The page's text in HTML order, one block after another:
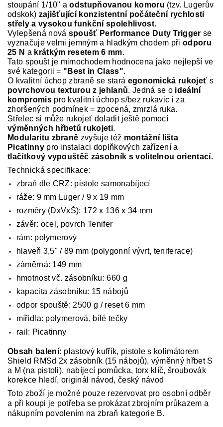
stoupání 1/10" aodstupňovanou komoru (tzv. Lugerův
odskok) zajišťující konzistentní počáteční rychlosti
střely a vysokou funkční spolehlivost.
Vylepšená nová spoušť Performance Duty Trigger se
vyznačuje velmi jemným a hladkým chodem přiodporu
25 N a krátkým resetem 6 mm.
Tato spoušt je mimochodem hodnocena jako nejlepší ve
své kategorii = "Best in Class".
O kvalitní úchop zbraně se stará egonomická rukojeť s
povrchovou texturou z jehlanů. Jedná se o ideální
kompromispro kvalitní úchop s/bez rukavic i za
zhoršených podmínek = zpocená, zmrzlá ruka.
Střelec si může rukojeť doladit ještě pomocí
výměnných hřbetů rukojeti.
Modularitu zbraně zvyšuje též montážní lišta
Picatinnypro instalaci doplňkových zařízení a
tlačítkový vypouštěč zásobník s volitelnou orientací.
Technická specifikace:
zbraň dle CRZ: pistole samonabíjecí
ráže: 9 mm Luger / 9 x 19 mm
rozměry (DxVxŠ): 172 x 136 x 34 mm
závěr: ocel, povrch Tenifer
rám: polymerový
hlaveň 3,5" / 89 mm (polygonní vývrt, teniferace)
záměrná: 149 mm
hmotnost vč. zásobníku: 660 g
kapacita zásobníku: 15 nábojů
odpor spouště: 2500 g / reset 6 mm
mířidla: polymerová, bílé tečky
rail: Picatinny
Obsah balení: plastový kufřík, pistole s kolimátorem
Shield RMSd 2x zásobník (15 nábojů), výměnný hřbet S
a M (na pistoli), nabíjecí pomůcka, torx klíč, šroubovák
korekce hledí, originál návod, český návod
Toto zboží je možné pouze rezervovat pro osobní odběr
a při koupi je potřeba se prokázat zbrojním průkazem a
nákupním povolením na zbraň kategorie B.